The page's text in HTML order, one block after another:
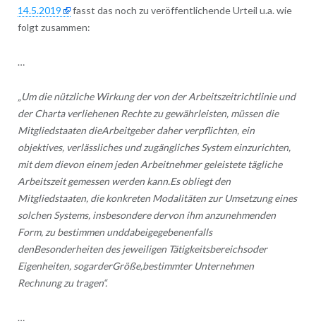
14.5.2019
fasst das noch zu veröffentlichende Urteil u.a. wie
folgt zusammen:
…
„Um die nützliche Wirkung der von der Arbeitszeitrichtlinie und
der Charta verliehenen Rechte zu gewährleisten, müssen die
Mitgliedstaaten dieArbeitgeber daher verpflichten, ein
objektives, verlässliches und zugängliches System einzurichten,
mit dem dievon einem jeden Arbeitnehmer geleistete tägliche
Arbeitszeit gemessen werden kann.Es obliegt den
Mitgliedstaaten, die konkreten Modalitäten zur Umsetzung eines
solchen Systems, insbesondere dervon ihm anzunehmenden
Form, zu bestimmen unddabeigegebenenfalls
denBesonderheiten des jeweiligen Tätigkeitsbereichsoder
Eigenheiten, sogarderGröße,bestimmter Unternehmen
Rechnung zu tragen“.
…